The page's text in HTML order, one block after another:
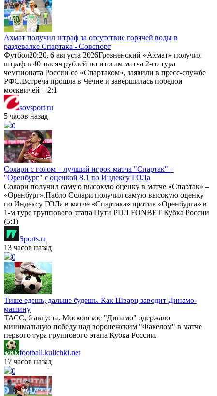
Ахмат получил штраф за отсутствие горячей воды в
раздевалке Спартака - Совспорт
Футбол20:20, 6 августа 2026Грозненский «Ахмат» получил
штраф в 40 тысяч рублей по итогам матча 2-го тура
чемпионата России со «Спартаком», заявили в пресс‑службе
РФС.Встреча прошла в Чечне и завершилась победой
москвичей – 2:1
sovsport.ru
5 часов назад
0
Солари с голом – лучший игрок матча "Спартак" –
"Оренбург" с оценкой 8.1 по Индексу ГОЛа
Солари получил самую высокую оценку в матче «Спартак» –
«Оренбург».Пабло Солари получил самую высокую оценку
по Индексу ГОЛа в матче «Спартака» против «Оренбурга» в
1-м туре группового этапа Пути РПЛ FONBET Кубка России
(5:1)
Sports.ru
13 часов назад
0
Тише едешь, дальше будешь. Как Шварц заводит Динамо-
машину
ТАСС, 6 августа. Московское "Динамо" одержало
минимальную победу над воронежским "Факелом" в матче
первого тура группового этапа Кубка России.
football.kulichki.net
17 часов назад
0